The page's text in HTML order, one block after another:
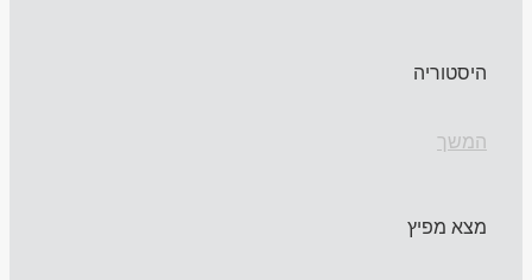
היסטוריה
המשך
מצא מפיץ